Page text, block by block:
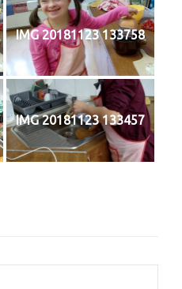
IMG 20181123 133758
IMG 20181123 133457